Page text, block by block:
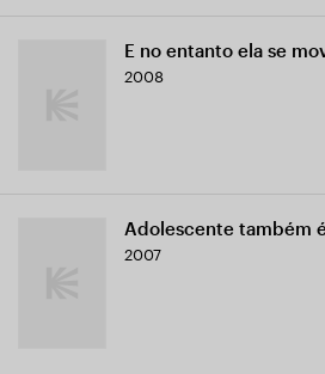
E no entanto ela se
2008
Adolescente também
2007